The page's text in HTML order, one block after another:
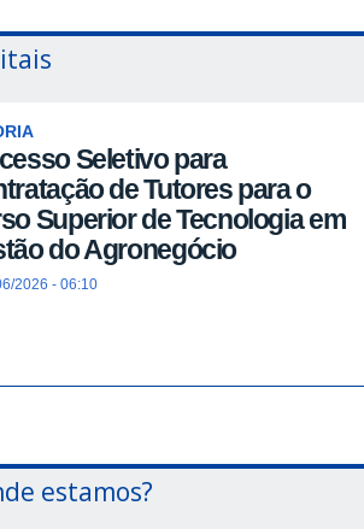
Seletivo para
de Tutores para o
Superior de Tecnologia em
do Agronegócio
2026 - 06:10
estamos?